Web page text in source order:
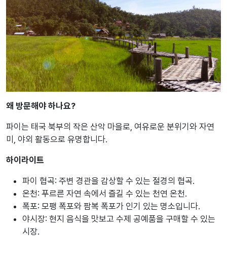
왜 방문해야 하나요?
파이는 태국 북부의 작은 산악 마을로, 여유로운 분위기와 자연
미, 야외 활동으로 유명합니다.
하이라이트
파이 협곡: 주변 경관을 감상할 수 있는 절경의 협곡.
온천: 푸르른 자연 속에서 즐길 수 있는 천연 온천.
폭포: 모팽 폭포와 팜복 폭포가 인기 있는 명소입니다.
야시장: 현지 음식을 맛보고 수제 공예품을 구매할 수 있는
시장.